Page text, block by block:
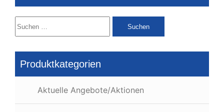
Suchen
nach:
Produktkategorien
Aktuelle Angebote/Aktionen